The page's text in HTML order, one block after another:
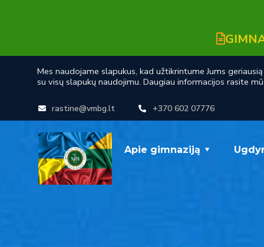
rastine@vmbg.lt +370 602 07776
Apie gimnaziją
Mes naudojame slapukus, kad užtikrintume Jums
su visų slapukų naudojimu. Daugiau informacijos rasite